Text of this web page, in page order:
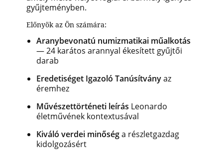
gyűjteményben.
Előnyök az Ön számára:
Aranybevonatú numizmatikai műalkotás
— 24 karátos arannyal ékesített gyűjtői
darab
Eredetiséget Igazoló Tanúsítványaz
éremhez
Művészettörténeti leírás Leonardo
életművének kontextusával
Kiváló verdei minőséga részletgazdag
kidolgozásért